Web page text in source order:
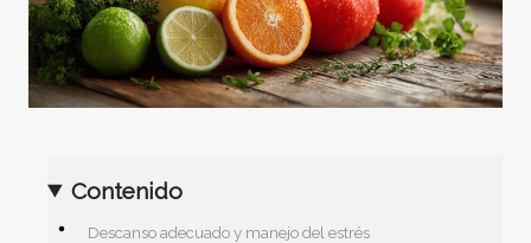
Contenido
Descanso adecuado y manejo del estrés